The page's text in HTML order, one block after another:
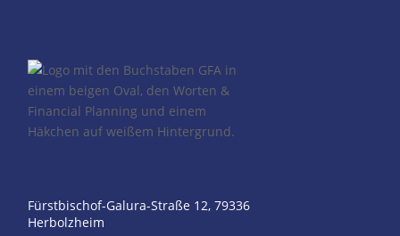
Fürstbischof-Galura-Straße 12, 79336
Herbolzheim